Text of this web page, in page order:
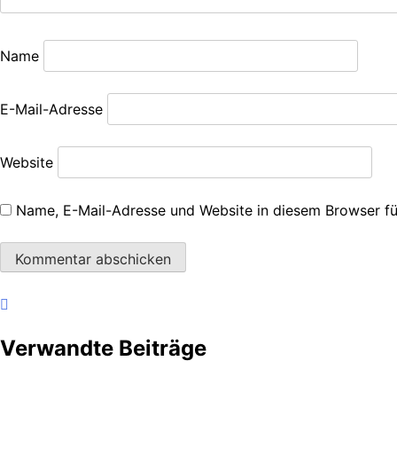
Name
E-Mail-Adresse
Website
Name, E-Mail-Adresse und Website in diesem Browser
Verwandte Beiträge